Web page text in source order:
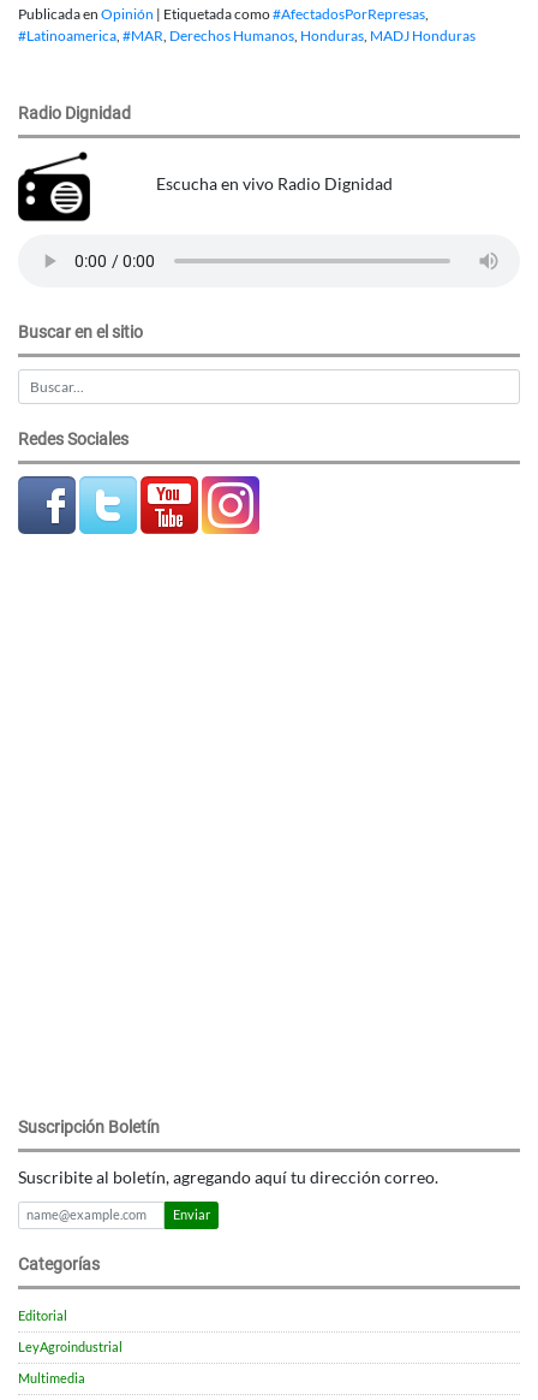
Publicada en Opinión | Etiquetada como#AfectadosPorRepresas,
#Latinoamerica, #MAR, Derechos Humanos, Honduras, MADJ Honduras
Radio Dignidad
Escucha en vivo Radio Dignidad
Buscar en el sitio
Redes Sociales
Suscripción Boletín
Suscribite al boletín, agregando aquí tu dirección correo.
Enviar
Categorías
Editorial
LeyAgroindustrial
Multimedia